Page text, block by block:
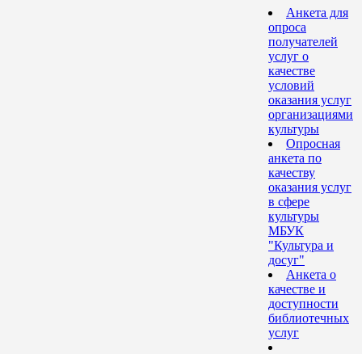
Анкета для
опроса
получателей
услуг о
качестве
условий
оказания услуг
организациями
культуры
Опросная
анкета по
качеству
оказания услуг
в сфере
культуры
МБУК
"Культура и
досуг"
Анкета о
качестве и
доступности
библиотечных
услуг